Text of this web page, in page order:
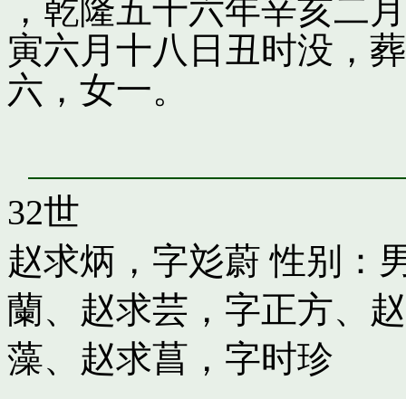
，乾隆五十六年辛亥二
寅六月十八日丑时没，
六，女一。
32世
赵求炳，字彣蔚 性别：
蘭、 赵求芸，字正方、
藻、 赵求菖，字时珍